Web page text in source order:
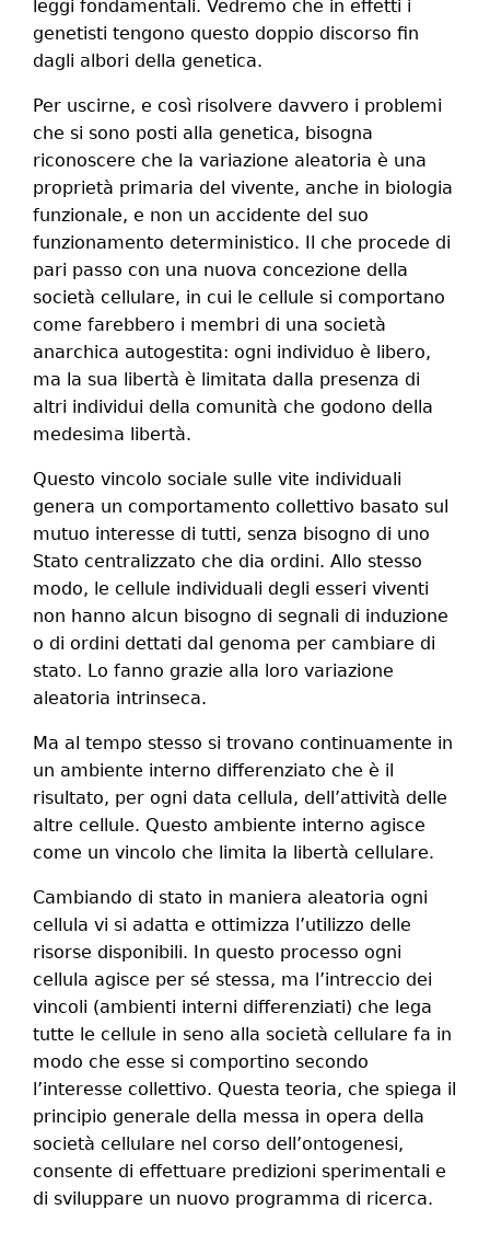
leggi fondamentali. Vedremo che in effetti i
genetisti tengono questo doppio discorso fin
dagli albori della genetica.
Per uscirne, e così risolvere davvero i problemi
che si sono posti alla genetica, bisogna
riconoscere che la variazione aleatoria è una
proprietà primaria del vivente, anche in biologia
funzionale, e non un accidente del suo
funzionamento deterministico. Il che procede di
pari passo con una nuova concezione della
società cellulare, in cui le cellule si comportano
come farebbero i membri di una società
anarchica autogestita: ogni individuo è libero,
ma la sua libertà è limitata dalla presenza di
altri individui della comunità che godono della
medesima libertà.
Questo vincolo sociale sulle vite individuali
genera un comportamento collettivo basato sul
mutuo interesse di tutti, senza bisogno di uno
Stato centralizzato che dia ordini. Allo stesso
modo, le cellule individuali degli esseri viventi
non hanno alcun bisogno di segnali di induzione
o di ordini dettati dal genoma per cambiare di
stato. Lo fanno grazie alla loro variazione
aleatoria intrinseca.
Ma al tempo stesso si trovano continuamente in
un ambiente interno differenziato che è il
risultato, per ogni data cellula, dell’attività delle
altre cellule. Questo ambiente interno agisce
come un vincolo che limita la libertà cellulare.
Cambiando di stato in maniera aleatoria ogni
cellula vi si adatta e ottimizza l’utilizzo delle
risorse disponibili. In questo processo ogni
cellula agisce per sé stessa, ma l’intreccio dei
vincoli (ambienti interni differenziati) che lega
tutte le cellule in seno alla società cellulare fa in
modo che esse si comportino secondo
l’interesse collettivo. Questa teoria, che spiega il
principio generale della messa in opera della
società cellulare nel corso dell’ontogenesi,
consente di effettuare predizioni sperimentali e
di sviluppare un nuovo programma di ricerca.